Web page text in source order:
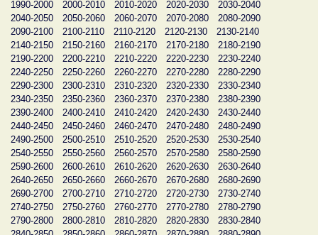
1990-2000
2000-2010 2010-2020 2020-2030
2030-2040
2040-2050
2050-2060 2060-2070 2070-2080
2080-2090
2090-2100
2100-2110 2110-2120 2120-2130
2130-2140
2140-2150
2150-2160 2160-2170 2170-2180
2180-2190
2190-2200
2200-2210 2210-2220 2220-2230
2230-2240
2240-2250
2250-2260 2260-2270 2270-2280
2280-2290
2290-2300
2300-2310 2310-2320 2320-2330
2330-2340
2340-2350
2350-2360 2360-2370 2370-2380
2380-2390
2390-2400
2400-2410 2410-2420 2420-2430
2430-2440
2440-2450
2450-2460 2460-2470 2470-2480
2480-2490
2490-2500
2500-2510 2510-2520 2520-2530
2530-2540
2540-2550
2550-2560 2560-2570 2570-2580
2580-2590
2590-2600
2600-2610 2610-2620 2620-2630
2630-2640
2640-2650
2650-2660 2660-2670 2670-2680
2680-2690
2690-2700
2700-2710 2710-2720 2720-2730
2730-2740
2740-2750
2750-2760 2760-2770 2770-2780
2780-2790
2790-2800
2800-2810 2810-2820 2820-2830
2830-2840